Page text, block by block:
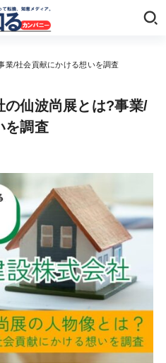
業/社会貢献にかける想いを調査
の仙波尚展とは?事業/
を調査